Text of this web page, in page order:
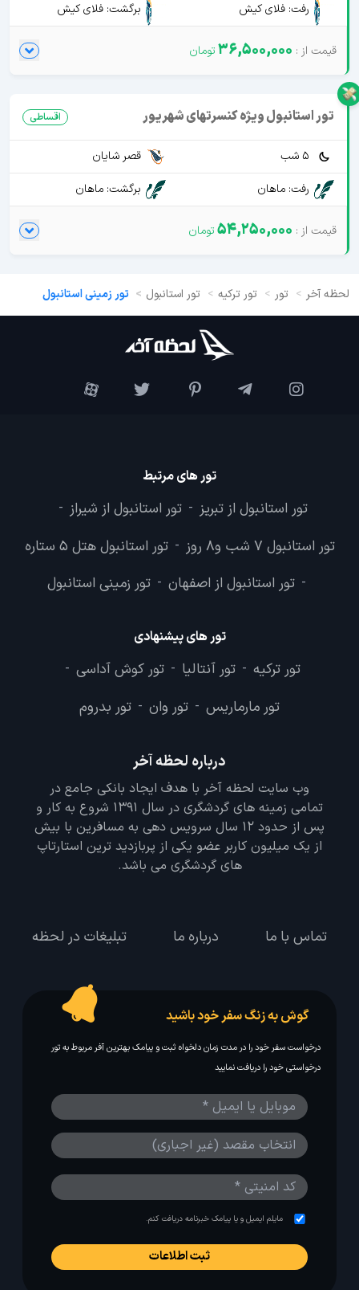
رفت: فلای کیش
برگشت: فلای کیش
36,500,000
تور استانبول ویژه کنسرتهای شهریور اقساطی
5 شب
قصر شایان
رفت: ماهان
برگشت: ماهان
54,250,000
لحظه آخر تور تور ترکیه تور استانبول تور زمینی استانبول
تور های مرتبط
تور استانبول از تبریز - تور استانبول از شیراز -
تور استانبول 7 شب و8 روز - تور استانبول هتل 5 ستاره
- تور استانبول از اصفهان - تور زمینی استانبول
تور های پیشنهادی
تور ترکیه - تور آنتالیا - تور کوش آداسی -
تور مارماریس - تور وان - تور بدروم
درباره لحظه آخر
وب سایت لحظه آخر با هدف ایجاد بانکی جامع در
تمامی زمینه های گردشگری در سال 1391 شروع به کار و
پس از حدود 12 سال سرویس دهی به مسافرین با بیش
از یک میلیون کاربر عضو یکی از پربازدید ترین استارتاپ
های گردشگری می باشد.
تماس با ما درباره ما تبلیغات در لحظه
گوش به زنگ سفر خود باشید
درخواست سفر خود را در مدت زمان دلخواه ثبت و پیامک بهترین آفر مربوط به تور
درخواستی خود را دریافت نمایید
مایلم ایمیل و یا پیامک خبرنامه دریافت کنم.